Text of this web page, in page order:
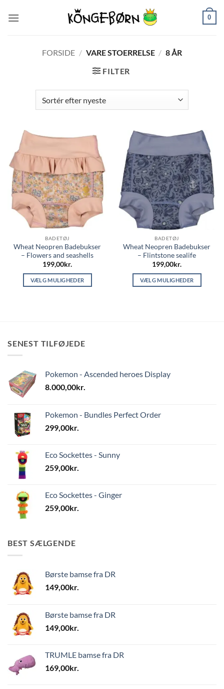
0
FORSIDE / VARE STOERRELSE / 8 ÅR
FILTER
BADETØJ
Wheat Neopren Badebukser
– Flowers and seashells
199,00kr.
VÆLG MULIGHEDER
Mulighederne
på
varesiden
BADETØJ
Wheat Neopren Badebukser
– Flintstone sealife
199,00kr.
VÆLG MULIGHEDER
på
SENEST TILFØJEDE
Pokemon - Ascended heroes Display
8.000,00kr.
Pokemon - Bundles Perfect Order
299,00kr.
Eco Sockettes - Sunny
259,00kr.
Eco Sockettes - Ginger
259,00kr.
BEST SÆLGENDE
Børste bamse fra DR
149,00kr.
Børste bamse fra DR
149,00kr.
TRUMLE bamse fra DR
169,00kr.